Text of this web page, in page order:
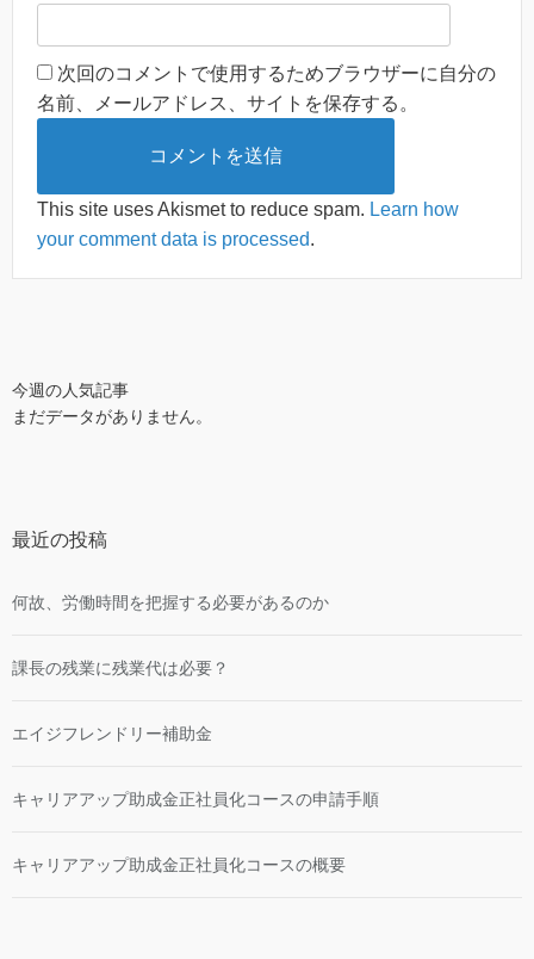
次回のコメントで使用するためブラウザーに自分の
名前、メールアドレス、サイトを保存する。
This site uses Akismet to reduce spam. Learn how
your comment data is processed.
今週の人気記事
まだデータがありません。
最近の投稿
何故、労働時間を把握する必要があるのか
課長の残業に残業代は必要？
エイジフレンドリー補助金
キャリアアップ助成金正社員化コースの申請手順
キャリアアップ助成金正社員化コースの概要